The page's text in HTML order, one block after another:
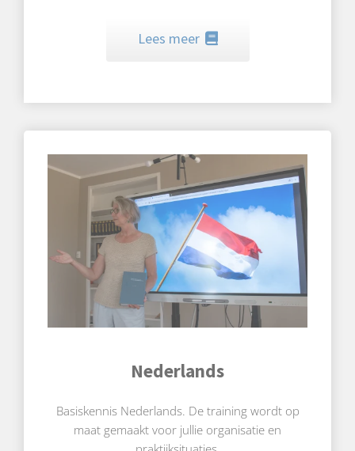
Lees meer
Nederlands
Basiskennis Nederlands. De training wordt op
maat gemaakt voor jullie organisatie en